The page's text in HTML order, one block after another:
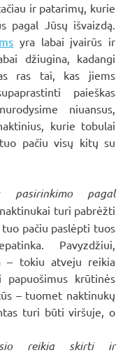
ir patarimų, kurie
pagal Jūsų išvaizdą.
yra labai įvairūs ir
džiugina, kadangi
ras tai, kas jiems
paieškas
niuansus,
kurie tobulai
pačiu visų kitų su
pasirinkimo pagal
turi pabrėžti
pačiu paslėpti tuos
Pavyzdžiui,
– tokiu atveju reikia
krūtinės
– tuomet naktinukų
turi būti viršuje, o
reikia skirti ir